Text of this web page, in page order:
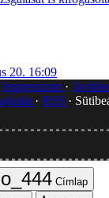
20. 16:09
Impresszum
RSS
Címlap